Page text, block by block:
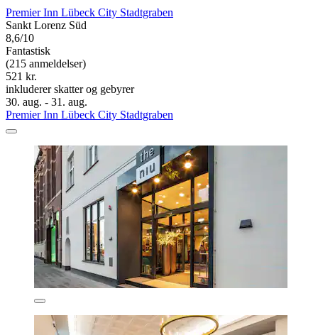
Premier Inn Lübeck City Stadtgraben
Sankt Lorenz Süd
8,6/10
Fantastisk
(215 anmeldelser)
521 kr.
inkluderer skatter og gebyrer
30. aug. - 31. aug.
Premier Inn Lübeck City Stadtgraben